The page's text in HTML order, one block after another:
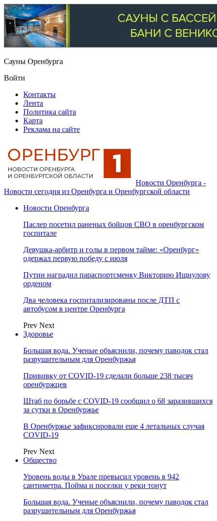
Сауны Оренбурга
Войти
Контакты
Лента
Политика сайта
Карта
Реклама на сайте
Новости Оренбурга -
Новости сегодня из Оренбурга и Оренбургской области
Новости Оренбурга
Паслер посетил раненых бойцов СВО в оренбургском
госпитале
Девушка-арбитр и голы в первом тайме: «Оренбург»
одержал первую победу с июля
Путин наградил параспортсменку Викторию Ищиулову
орденом
Два человека госпитализированы после ДТП с
автобусом в центре Оренбурга
Prev Next
Здоровье
Большая вода. Ученые объяснили, почему паводок стал
разрушительным для Оренбуржья
Прививку от COVID-19 сделали больше 238 тысяч
оренбуржцев
Штаб по борьбе с СOVID-19 сообщил о 68 заразившихся
за сутки в Оренбуржье
В Оренбуржье зафиксировали еще 4 летальных случая
COVID-19
Prev Next
Общество
Уровень воды в Урале превысил уровень в 942
сантиметра. Пойма и поселки у реки тонут
Большая вода. Ученые объяснили, почему паводок стал
разрушительным для Оренбуржья